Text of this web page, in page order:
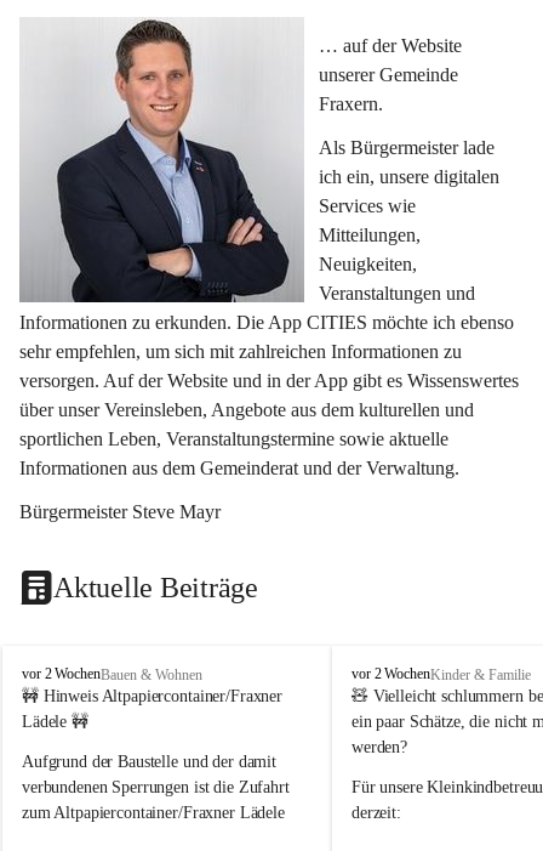
… auf der Website
unserer Gemeinde
Fraxern.
Als Bürgermeister lade
ich ein, unsere digitalen
Services wie
Mitteilungen,
Neuigkeiten,
Veranstaltungen und
Informationen zu erkunden. Die App CITIES möchte ich ebenso
sehr empfehlen, um sich mit zahlreichen Informationen zu
versorgen. Auf der Website und in der App gibt es Wissenswertes
über unser Vereinsleben, Angebote aus dem kulturellen und
sportlichen Leben, Veranstaltungstermine sowie aktuelle
Informationen aus dem Gemeinderat und der Verwaltung.
Bürgermeister Steve Mayr
Aktuelle Beiträge
F
r
a
e
r
n
vor 2 WochenBauen & Wohnen
🚧 Hinweis Altpapiercontainer/Fraxner
Lädele 🚧
Aufgrund der Baustelle und der damit
verbundenen Sperrungen ist die Zufahrt
zum Altpapiercontainer/Fraxner Lädele
F
r
a
x
r
n
vor 2 WochenKinder & Familie
🧸 Vielleicht schlummern
ein paar Schätze, die nicht
werden?
Für unsere
derzeit: